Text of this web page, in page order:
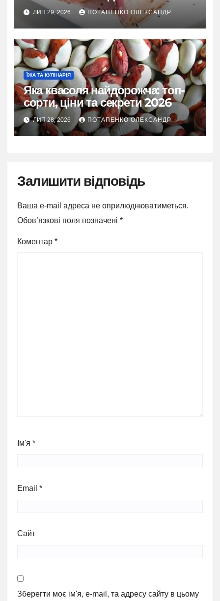
ЛИП 29, 2026 ПОТАПЕНКО ОЛЕКСАНДР
ЇЖА ТА КУЛІНАРІЯ
Яка квасоля найдорожча: топ-
сорти, ціни та секрети 2026
ЛИП 28, 2026 ПОТАПЕНКО ОЛЕКСАНДР
Залишити відповідь
Ваша e-mail адреса не оприлюднюватиметься.
Обов’язкові поля позначені *
Коментар *
Ім'я *
Email *
Сайт
Зберегти моє ім'я, e-mail, та адресу сайту в цьому